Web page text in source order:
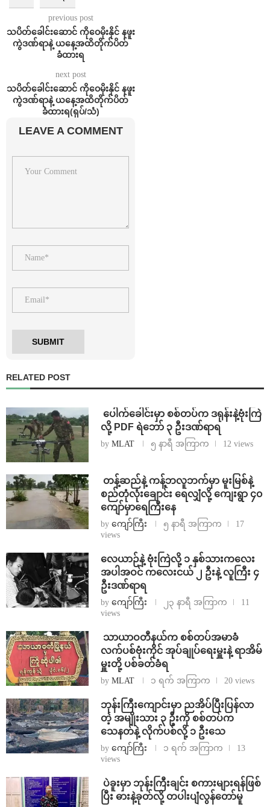
previous post
သပိတ်ခေါင်းဆောင် ကိုဝေမိုးနိုင် နဖူး
ကွဲဒဏ်ရာနဲ့ ယနေ့အထိတိုက်ပိတ်
ခံထားရ
next post
သပိတ်ခေါင်းဆောင် ကိုဝေမိုးနိုင် နဖူး
ကွဲဒဏ်ရာနဲ့ ယနေ့အထိတိုက်ပိတ်
ခံထားရ(ရုပ်/သံ)
LEAVE A COMMENT
RELATED POST
⁩ ⁨ပေါက်ခေါင်းမှာ စစ်တပ်က ဒရုန်းနဲ့ဗုံးကြဲ
လို့ PDF ရဲဘော် ၃ ဦးဒဏ်ရာရ
by MLAT ၅ နာရီ အကြာက 12 views
⁩ ⁨တန့်ဆည်နဲ့ ကန့်ဘလူဘက်မှာ မူးမြစ်နဲ့
စည်တုံလုံးချောင်း ရေလျှံလို့ ကျေးရွာ ၄၀
ကျော်မှာရေကြီးနေ
by ကျော်ကြီး ၅ နာရီ အကြာက
17
views
⁨လေယာဉ်နဲ့ ဗုံးကြဲလို့ ၁ နှစ်သားကလေး
အပါအဝင် ကလေးငယ် ၂ ဦးနဲ့ လူကြီး ၄
ဦးဒဏ်ရာရ
by ကျော်ကြီး ၂၃ နာရီ အကြာက
11
views
⁩ ⁨သာယာဝတီနယ်က စစ်တပ်အမာခံ
လက်ပစ်ဗုံးကိုင် အုပ်ချုပ်ရေးမှူးနဲ့ ရာအိမ်
မှူးတို့ ပစ်ခတ်ခံရ
by MLAT ၁ ရက် အကြာက 20 views
ဘုန်းကြီးကျောင်းမှာ ညအိပ်ပြီးပြန်လာ
တဲ့ အမျိုးသား ၃ ဦးကို စစ်တပ်က
သေနတ်နဲ့ လိုက်ပစ်လို့ ၁ ဦးသေ
by ကျော်ကြီး ၁ ရက် အကြာက
13
views
⁩ ⁨ပဲခူးမှာ ဘုန်းကြီးချင်း စကားများရန်ဖြစ်
ပြီး ဓားနဲ့ခုတ်လို့ တပါးပျံလွန်တော်မူ